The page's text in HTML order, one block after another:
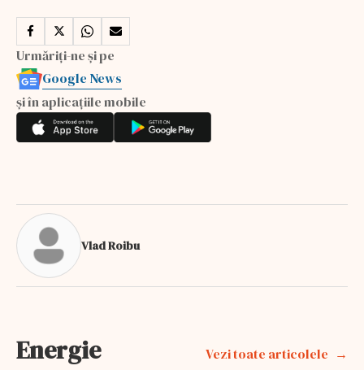
Urmăriți-ne și pe
Google News
și în aplicațiile mobile
Vlad Roibu
Energie Vezi toate articolele